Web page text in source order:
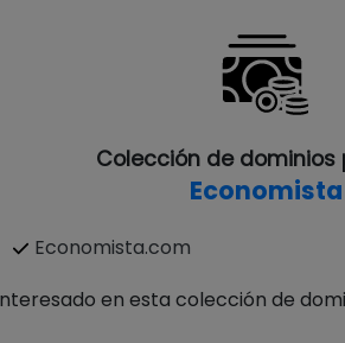
Colección de dominios
Economista
Economista.com
en esta colección de